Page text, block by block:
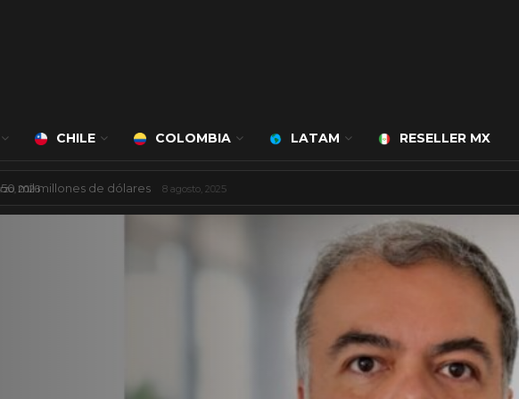
CHILE COLOMBIA LATAM RESELLER MX
a cargo de Bert Milan 24 marzo, 2026